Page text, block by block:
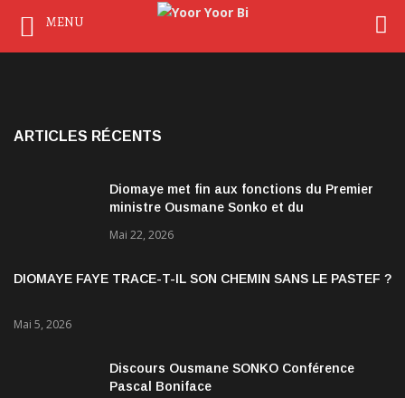
ARTICLES RÉCENTS
Diomaye met fin aux fonctions du Premier
ministre Ousmane Sonko et du
Mai 22, 2026
DIOMAYE FAYE TRACE-T-IL SON CHEMIN SANS LE PASTEF ?
Mai 5, 2026
Discours Ousmane SONKO Conférence
Pascal Boniface
MENU